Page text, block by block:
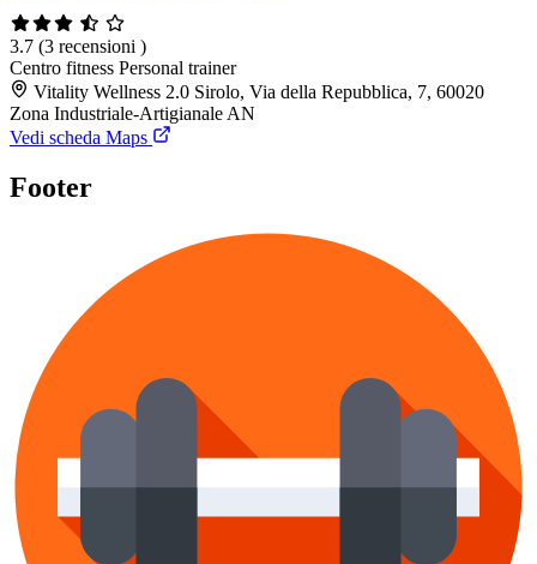
3.7 (3 recensioni )
Centro fitness Personal trainer
Vitality Wellness 2.0 Sirolo, Via della Repubblica, 7, 60020
Zona Industriale-Artigianale AN
Vedi scheda Maps
Footer